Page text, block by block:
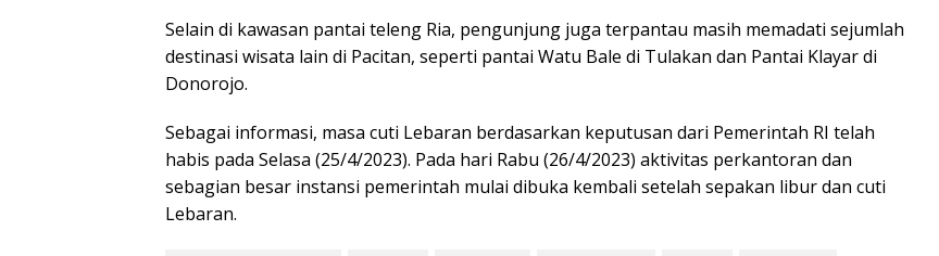
Selain di kawasan pantai teleng Ria, pengunjung juga terpantau masih memadati sejumlah
destinasi wisata lain di Pacitan, seperti pantai Watu Bale di Tulakan dan Pantai Klayar di
Donorojo.
Sebagai informasi, masa cuti Lebaran berdasarkan keputusan dari Pemerintah RI telah
habis pada Selasa (25/4/2023). Pada hari Rabu (26/4/2023) aktivitas perkantoran dan
sebagian besar instansi pemerintah mulai dibuka kembali setelah sepakan libur dan cuti
Lebaran.